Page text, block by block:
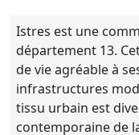
Istres est une
département 13.
de vie agréable à
infrastructures
tissu urbain est
contemporaine de